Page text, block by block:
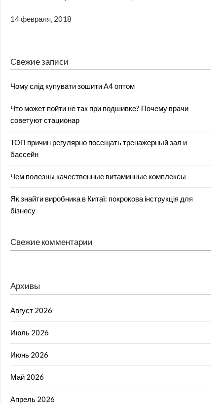
14 февраля, 2018
Свежие записи
Чому слід купувати зошити А4 оптом
Что может пойти не так при подшивке? Почему врачи
советуют стационар
ТОП причин регулярно посещать тренажерный зал и
бассейн
Чем полезны качественные витаминные комплексы
Як знайти виробника в Китаї: покрокова інструкція для
бізнесу
Свежие комментарии
Архивы
Август 2026
Июль 2026
Июнь 2026
Май 2026
Апрель 2026